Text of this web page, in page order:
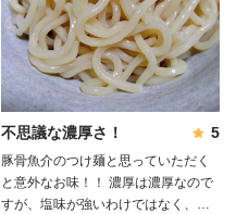
不思議な濃厚さ！ 5
豚骨魚介のつけ麺と思っていただく
と意外なお味！！ 濃厚は濃厚なので
すが、塩味が強いわけではなく、節